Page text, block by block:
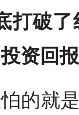
打破
资回
的就